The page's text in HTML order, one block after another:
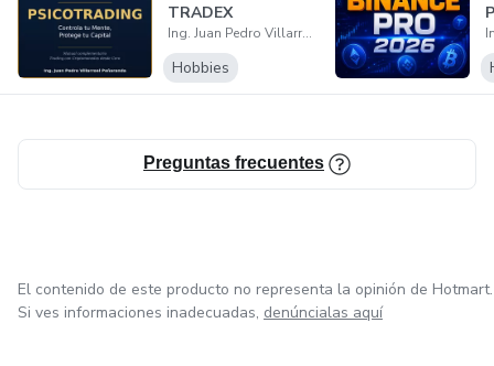
TRADEX
Ing. Juan Pedro Villarroel Peñaranda
Hobbies
Preguntas frecuentes
El contenido de este producto no representa la opinión de Hotmart.
Si ves informaciones inadecuadas, denúncialas aquí